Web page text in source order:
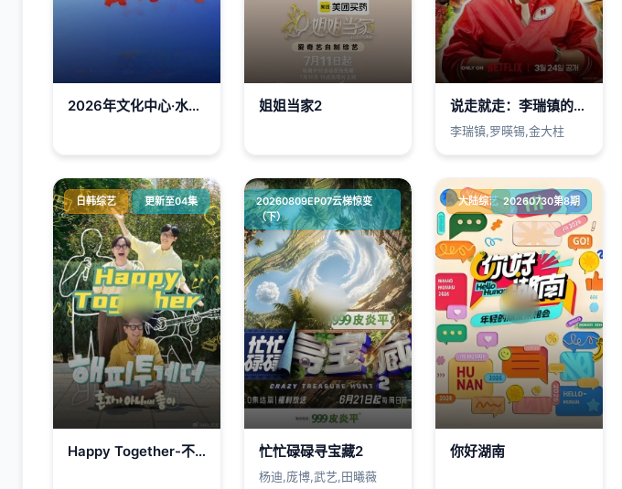
2026年文化中心·水立方杯中文歌曲大赛 姐姐当家2 说走就走：李瑞镇的德州德州
李瑞镇,罗暎锡,金大柱
日韩综艺 更新至04集
Happy Together-不是一个人真好
20260809EP07云梯惊变
（下）
忙忙碌碌寻宝藏2
杨迪,庞博,武艺,田曦薇
大陆综艺 20260730第8期
你好湖南​